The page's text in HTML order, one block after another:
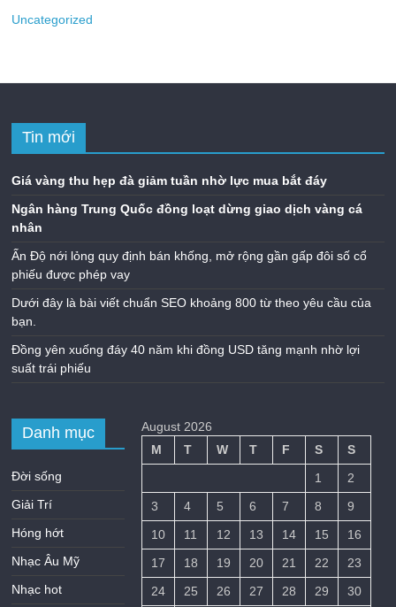
Uncategorized
Tin mới
Giá vàng thu hẹp đà giảm tuần nhờ lực mua bắt đáy
Ngân hàng Trung Quốc đồng loạt dừng giao dịch vàng cá
nhân
Ấn Độ nới lỏng quy định bán khống, mở rộng gần gấp đôi số cổ
phiếu được phép vay
Dưới đây là bài viết chuẩn SEO khoảng 800 từ theo yêu cầu của
bạn.
Đồng yên xuống đáy 40 năm khi đồng USD tăng mạnh nhờ lợi
suất trái phiếu
Danh mục
Đời sống
Giải Trí
Hóng hớt
Nhạc Âu Mỹ
Nhạc hot
August 2026
M
T W T F S
S
1
2
3
4 5 6 7 8
9
10
11 12 13 14 15
16
17
18 19 20 21 22
23
24
25 26 27 28 29
30